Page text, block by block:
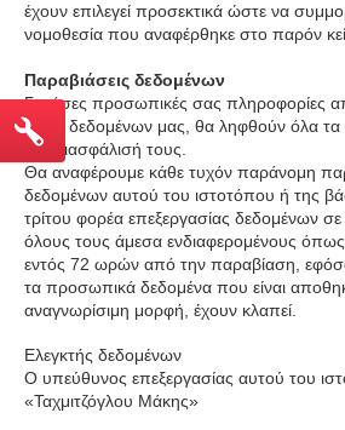
έχουν επιλεγεί προσεκτικά ώστε να
νομοθεσία που αναφέρθηκε στο παρόν
Παραβιάσεις δεδομένων
Για όσες προσωπικές σας πληροφορίες
βάση δεδομένων μας, θα ληφθούν όλα τα
την διασφάλισή τους.
Θα αναφέρουμε κάθε τυχόν παράνομη
δεδομένων αυτού του ιστοτόπου ή της
τρίτου φορέα επεξεργασίας δεδομένων
όλους τους άμεσα ενδιαφερομένους όπως
εντός 72 ωρών από την παραβίαση,
τα προσωπικά δεδομένα που είναι
αναγνωρίσιμη μορφή, έχουν κλαπεί.
Ελεγκτής δεδομένων
Ο υπεύθυνος επεξεργασίας αυτού του
«Ταχμιτζόγλου Μάκης»